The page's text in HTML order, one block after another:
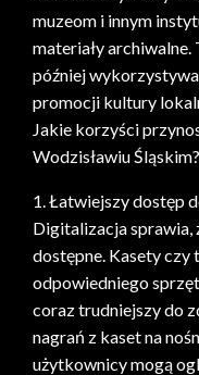
muzeom i innym
materiały
później
promocji kultury
Jakie korzyści
Wodzisławiu Śląskim?
1. Łatwiejszy dostęp
Digitalizacja sprawia,
dostępne. Kasety czy
odpowiedniego
coraz trudniejszy do
nagrań z kaset na
użytkownicy mogą